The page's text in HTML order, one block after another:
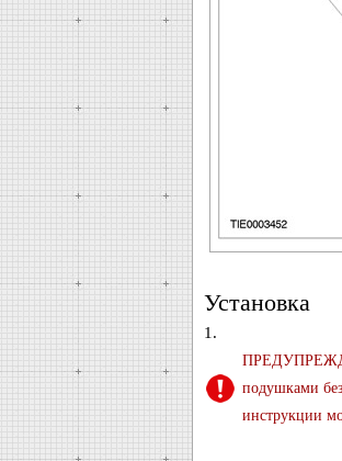
Установка
1.
подушками
инструкции